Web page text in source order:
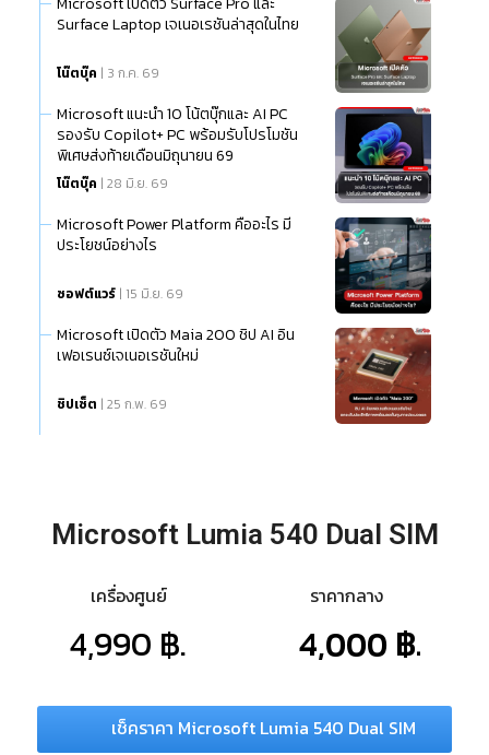
Surface Laptop เจเนอเรชันล่าสุดในไทย
โน๊ตบุ๊ค | 3 ก.ค. 69
Microsoft แนะนำ 10 โน้ตบุ๊กและ AI PC
รองรับ Copilot+ PC พร้อมรับโปรโมชัน
พิเศษส่งท้ายเดือนมิถุนายน 69
โน๊ตบุ๊ค | 28 มิ.ย. 69
Microsoft Power Platform คืออะไร มี
ประโยชน์อย่างไร
ซอฟต์แวร์ | 15 มิ.ย. 69
Microsoft เปิดตัว Maia 200 ชิป AI อิน
เฟอเรนซ์เจเนอเรชันใหม่
ชิปเซ็ต | 25 ก.พ. 69
Microsoft Lumia 540 Dual SIM
เครื่องศูนย์
4,990 ฿.
ราคากลาง
4,000 ฿.
เช็คราคา Microsoft Lumia 540 Dual SIM